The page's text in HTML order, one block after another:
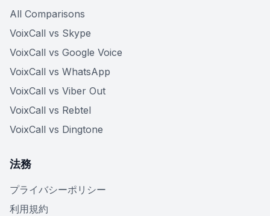
All Comparisons
VoixCall vs Skype
VoixCall vs Google Voice
VoixCall vs WhatsApp
VoixCall vs Viber Out
VoixCall vs Rebtel
VoixCall vs Dingtone
法務
プライバシーポリシー
利用規約